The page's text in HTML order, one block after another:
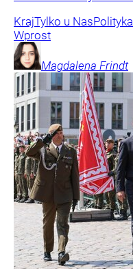
KrajTylko u NasPolityka
Wprost
Magdalena Frindt